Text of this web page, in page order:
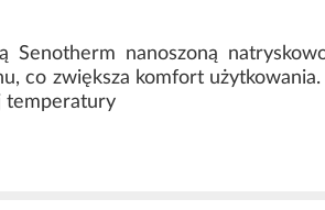
Senotherm nanoszoną
co zwiększa komfort
temperatury